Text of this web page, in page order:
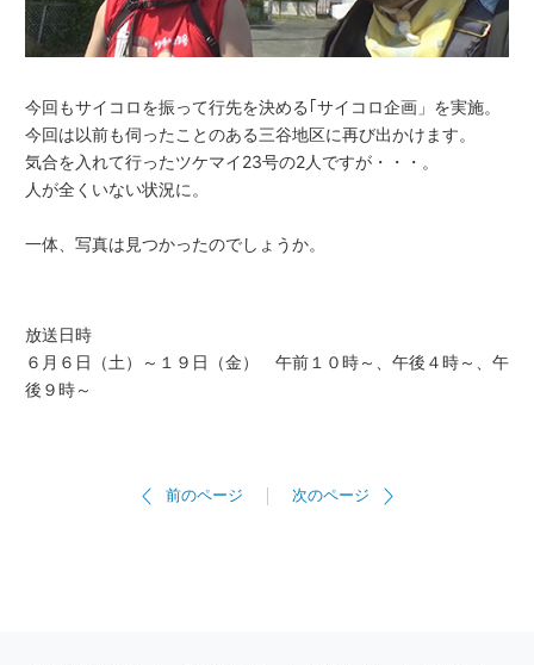
今回もサイコロを振って行先を決める｢サイコロ企画」を実施。
今回は以前も伺ったことのある三谷地区に再び出かけます。
気合を入れて行ったツケマイ23号の2人ですが・・・。
人が全くいない状況に。
一体、写真は見つかったのでしょうか。
放送日時
６月６日（土）～１９日（金） 午前１０時～、午後４時～、午
後９時～
前のページ 次のページ